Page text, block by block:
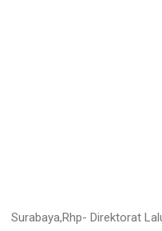
Surabaya,Rhp- Direktorat